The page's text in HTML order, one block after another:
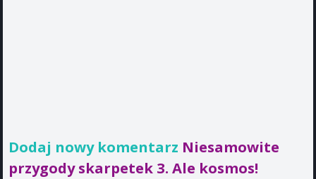
Dodaj nowy komentarz Niesamowite
przygody skarpetek 3. Ale kosmos!